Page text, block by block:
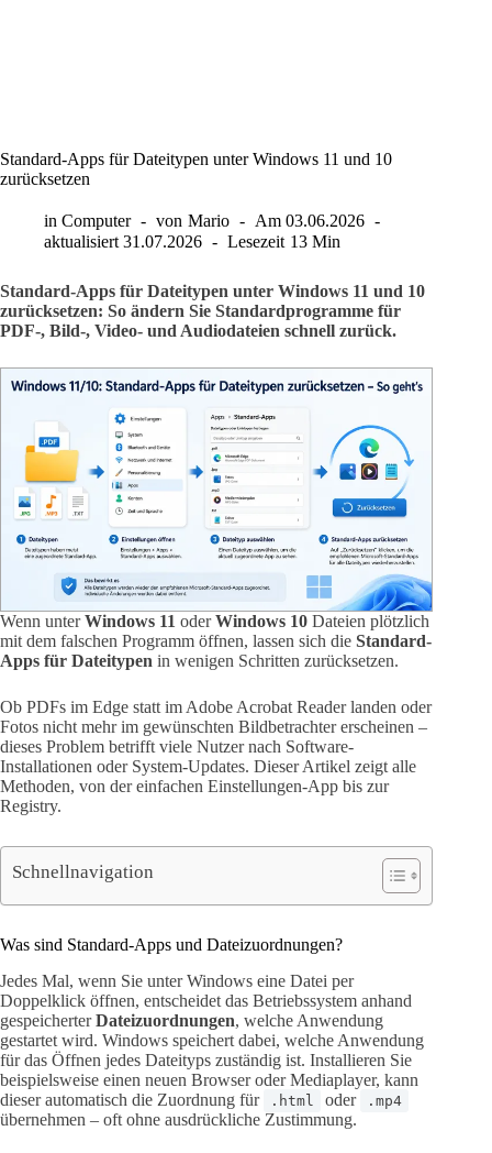
Standard-Apps für Dateitypen unter Windows 11 und 10
zurücksetzen
in Computer von Mario Am 03.06.2026
aktualisiert 31.07.2026 Lesezeit 13 Min
Standard-Apps für Dateitypen unter Windows 11 und 10
zurücksetzen: So ändern Sie Standardprogramme für
PDF-, Bild-, Video- und Audiodateien schnell zurück.
Wenn unterWindows 11 oderWindows 10 Dateien plötzlich
mit dem falschen Programm öffnen, lassen sich die Standard-
Apps für Dateitypen in wenigen Schritten zurücksetzen.
Ob PDFs im Edge statt im Adobe Acrobat Reader landen oder
Fotos nicht mehr im gewünschten Bildbetrachter erscheinen –
dieses Problem betrifft viele Nutzer nach Software-
Installationen oder System-Updates. Dieser Artikel zeigt alle
Methoden, von der einfachen Einstellungen-App bis zur
Registry.
Schnellnavigation
Was sind Standard-Apps und Dateizuordnungen?
Jedes Mal, wenn Sie unter Windows eine Datei per
Doppelklick öffnen, entscheidet das Betriebssystem anhand
gespeicherterDateizuordnungen, welche Anwendung
gestartet wird. Windows speichert dabei, welche Anwendung
für das Öffnen jedes Dateityps zuständig ist. Installieren Sie
beispielsweise einen neuen Browser oder Mediaplayer, kann
dieser automatisch die Zuordnung für
.html oder .mp4
übernehmen – oft ohne ausdrückliche Zustimmung.